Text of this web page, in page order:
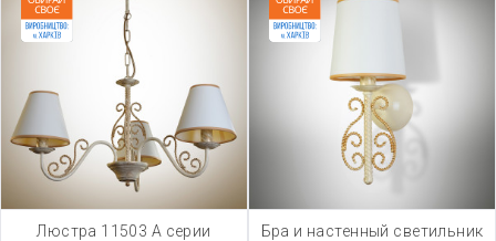
Люстра 11503 А серии
Бра и настенный светильник